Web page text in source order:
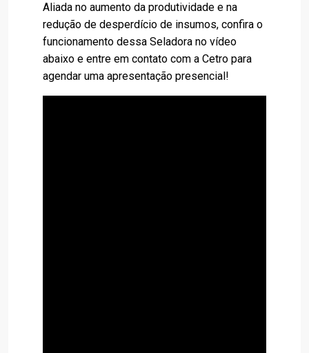
Aliada no aumento da produtividade e na
redução de desperdício de insumos, confira o
funcionamento dessa Seladora no vídeo
abaixo e entre em contato com a Cetro para
agendar uma apresentação presencial!